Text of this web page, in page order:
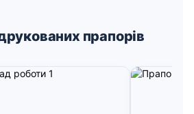
прапорів